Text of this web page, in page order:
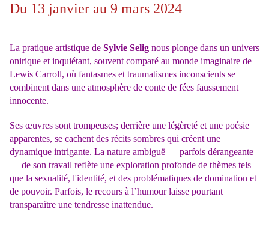
Du 13 janvier au 9 mars 2024
La pratique artistique de Sylvie Selig nous plonge dans un univers
onirique et inquiétant, souvent comparé au monde imaginaire de
Lewis Carroll, où fantasmes et traumatismes inconscients se
combinent dans une atmosphère de conte de fées faussement
innocente.
Ses œuvres sont trompeuses; derrière une légèreté et une poésie
apparentes, se cachent des récits sombres qui créent une
dynamique intrigante. La nature ambiguë — parfois dérangeante
— de son travail reflète une exploration profonde de thèmes tels
que la sexualité, l'identité, et des problématiques de domination et
de pouvoir. Parfois, le recours à l’humour laisse pourtant
transparaître une tendresse ina­ttendue.